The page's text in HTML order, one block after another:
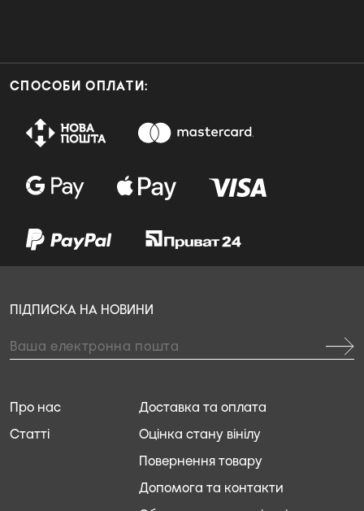
СПОСОБИ ОПЛАТИ:
Доставка та оплата
Оцінка стану вінілу
Повернення товару
Допомога та контакти
Про нас
Статті
ПІДПИСКА НА НОВИНИ